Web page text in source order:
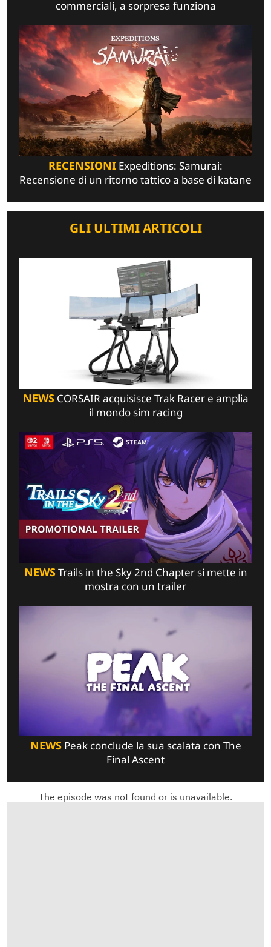
commerciali, a sorpresa funziona
RECENSIONI Expeditions: Samurai:
Recensione di un ritorno tattico a base di katane
GLI ULTIMI ARTICOLI
NEWSCORSAIR acquisisce Trak Racer e amplia
il mondo sim racing
NEWSTrails in the Sky 2nd Chapter si mette in
mostra con un trailer
NEWSPeak conclude la sua scalata con The
Final Ascent